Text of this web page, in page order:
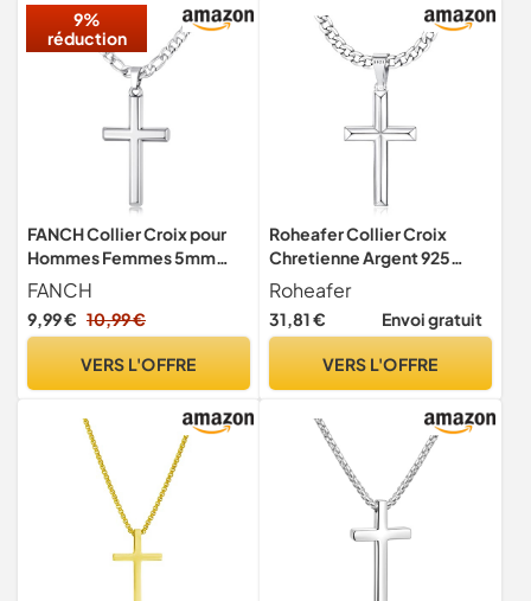
9%
réduction
FANCH Collier Croix pour
Hommes Femmes 5mm
Solide Taillé en Diamant en
Acier Inoxydable Figaro
Lien Bordure Chaîne en
Collier Croix Pendentif
FANCH
9,99 € 10,99 €
VERS L'OFFRE
Roheafer Collier Croix
Chretienne Argent 925
Chaîne Cubaine en Argent
Pendentif Croix Collier pour
Homme Femme Cadeaux
46/51/56/61/66/76
Roheafer
31,81 € Envoi gratuit
VERS L'OFFRE